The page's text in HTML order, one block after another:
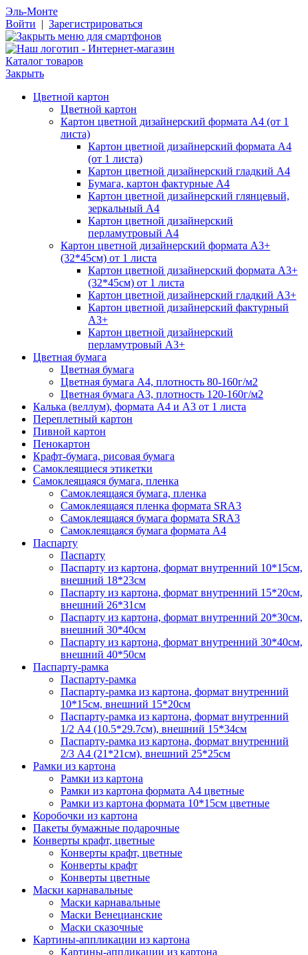
Эль-Монте
Войти | Зарегистрироваться
Каталог товаров
Закрыть
Цветной картон
Цветной картон
Картон цветной дизайнерский формата А4 (от 1
листа)
Картон цветной дизайнерский формата А4
(от 1 листа)
Картон цветной дизайнерский гладкий А4
Бумага, картон фактурные А4
Картон цветной дизайнерский глянцевый,
зеркальный А4
Картон цветной дизайнерский
перламутровый А4
Картон цветной дизайнерский формата А3+
(32*45см) от 1 листа
Картон цветной дизайнерский формата А3+
(32*45см) от 1 листа
Картон цветной дизайнерский гладкий А3+
Картон цветной дизайнерский фактурный
А3+
Картон цветной дизайнерский
перламутровый А3+
Цветная бумага
Цветная бумага
Цветная бумага А4, плотность 80-160г/м2
Цветная бумага А3, плотность 120-160г/м2
Калька (веллум), формата А4 и А3 от 1 листа
Переплетный картон
Пивной картон
Пенокартон
Крафт-бумага, рисовая бумага
Самоклеящиеся этикетки
Самоклеящаяся бумага, пленка
Самоклеящаяся бумага, пленка
Самоклеящаяся пленка формата SRА3
Самоклеящаяся бумага формата SRА3
Самоклеящаяся бумага формата А4
Паспарту
Паспарту
Паспарту из картона, формат внутренний 10*15см,
внешний 18*23см
Паспарту из картона, формат внутренний 15*20см,
внешний 26*31см
Паспарту из картона, формат внутренний 20*30см,
внешний 30*40см
Паспарту из картона, формат внутренний 30*40см,
внешний 40*50см
Паспарту-рамка
Паспарту-рамка
Паспарту-рамка из картона, формат внутренний
10*15см, внешний 15*20см
Паспарту-рамка из картона, формат внутренний
1/2 А4 (10.5*29.7см), внешний 15*34см
Паспарту-рамка из картона, формат внутренний
2/3 А4 (21*21см), внешний 25*25см
Рамки из картона
Рамки из картона
Рамки из картона формата А4 цветные
Рамки из картона формата 10*15см цветные
Коробочки из картона
Пакеты бумажные подарочные
Конверты крафт, цветные
Конверты крафт, цветные
Конверты крафт
Конверты цветные
Маски карнавальные
Маски карнавальные
Маски Венецианские
Маски сказочные
Картины-аппликации из картона
Картины-аппликации из картона